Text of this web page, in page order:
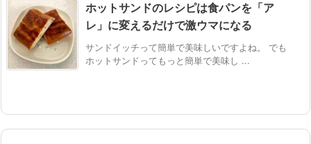
ホットサンドのレシピは食パンを「ア
レ」に変えるだけで激ウマになる
サンドイッチって簡単で美味しいですよね。 でも
ホットサンドってもっと簡単で美味し ...